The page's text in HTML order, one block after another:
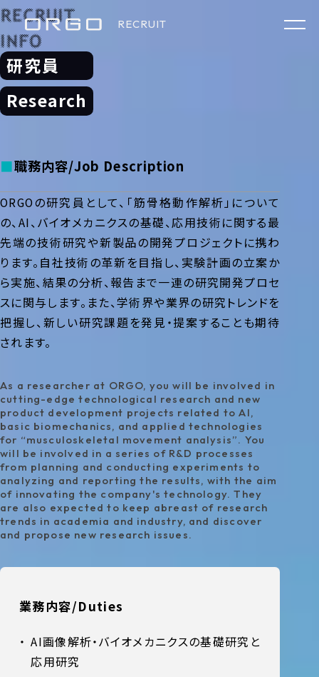
RECRUIT
BUSINESS
VISION
CULTURE
VALUE
RECRUIT
INFO
研究員
Research
職務内容 Job Description
ORGOの研究員として、「筋骨格動作解析」について
の、AI、バイオメカニクスの基礎、応用技術に関する最
先端の技術研究や新製品の開発プロジェクトに携わ
ります。自社技術の革新を目指し、実験計画の立案か
ら実施、結果の分析、報告まで一連の研究開発プロセ
スに関与します。また、学術界や業界の研究トレンドを
把握し、新しい研究課題を発見・提案することも期待
されます。
As a researcher at ORGO, you will be involved in
cutting-edge technological research and new
product development projects related to AI,
basic biomechanics, and applied technologies
for “musculoskeletal movement analysis”. You
will be involved in a series of R&D processes
from planning and conducting experiments to
analyzing and reporting the results, with the aim
of innovating the company's technology. They
are also expected to keep abreast of research
trends in academia and industry, and discover
and propose new research issues.
業務内容 Duties
AI画像解析・バイオメカニクスの基礎研究と
応用研究